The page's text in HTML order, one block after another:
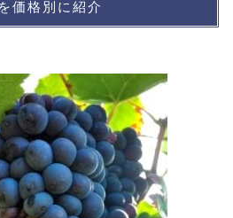
価格別に紹介